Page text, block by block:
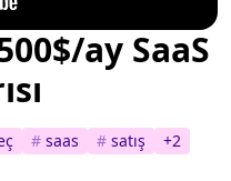
ay SaaS
# saas # satış +2